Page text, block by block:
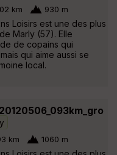
km 930 m
Loisirs est une des plus
Marly (57). Elle
de copains qui
qui aime aussi se
local.
km 1060 m